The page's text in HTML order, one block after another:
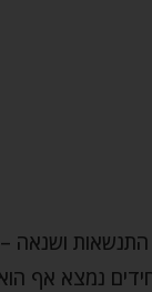
ושנאה
נמצא אף